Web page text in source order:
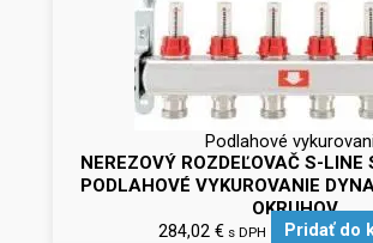
Podlahové
NEREZOVÝ ROZDEĽOVAČ S-
PODLAHOVÉ VYKUROVANIE
OKRUHOV
284,02 € s DPH Pridať do